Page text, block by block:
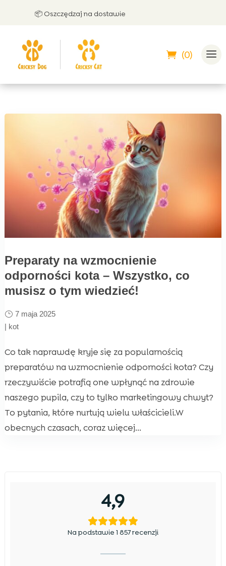
📦 Oszczędzaj na dostawie
(0)
Preparaty na wzmocnienie
odporności kota – Wszystko, co
musisz o tym wiedzieć!
7 maja 2025
| kot
Co tak naprawdę kryje się za popularnością
preparatów na wzmocnienie odporności kota? Czy
rzeczywiście potrafią one wpłynąć na zdrowie
naszego pupila, czy to tylko marketingowy chwyt?
To pytania, które nurtują wielu właścicieli.W
obecnych czasach, coraz więcej...
4,9
Na podstawie 1 857 recenzji